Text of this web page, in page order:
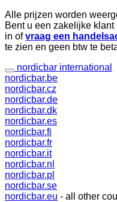
Alle prijzen worden
Bent u een zakelijke
in ofvraag een
te zien en geen btw te
nordicbar international
nordicbar.be
nordicbar.cz
nordicbar.de
nordicbar.dk
nordicbar.es
nordicbar.fi
nordicbar.fr
nordicbar.it
nordicbar.nl
nordicbar.pl
nordicbar.se
nordicbar.eu - all other